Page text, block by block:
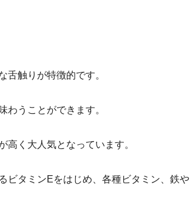
舌触りが特徴的です。
わうことができます。
く大人気となっています。
ビタミンEをはじめ、各種ビタミン、鉄や